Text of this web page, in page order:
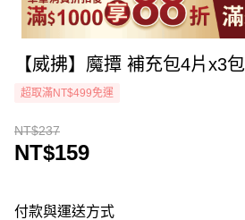
【威拂】魔撢 補充包4片x3包
超取滿NT$499免運
NT$237
NT$159
付款與運送方式